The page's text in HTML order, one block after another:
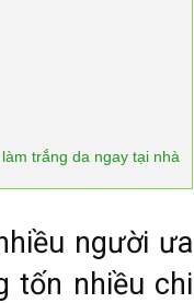
trắng da ngay tại nhà
người ưa
tốn nhiều chi